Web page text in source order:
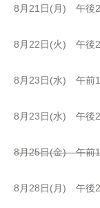
8月21日(月) 午後2
8月22日(火) 午後2
8月23日(水) 午前
8月23日(水) 午後2
8月25日(金) 午前
8月28日(月) 午後2